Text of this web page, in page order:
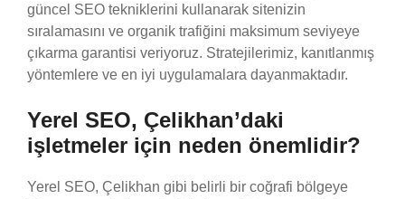
güncel SEO tekniklerini kullanarak sitenizin
sıralamasını ve organik trafiğini maksimum seviyeye
çıkarma garantisi veriyoruz. Stratejilerimiz, kanıtlanmış
yöntemlere ve en iyi uygulamalara dayanmaktadır.
Yerel SEO, Çelikhan’daki
işletmeler için neden önemlidir?
Yerel SEO, Çelikhan gibi belirli bir coğrafi bölgeye